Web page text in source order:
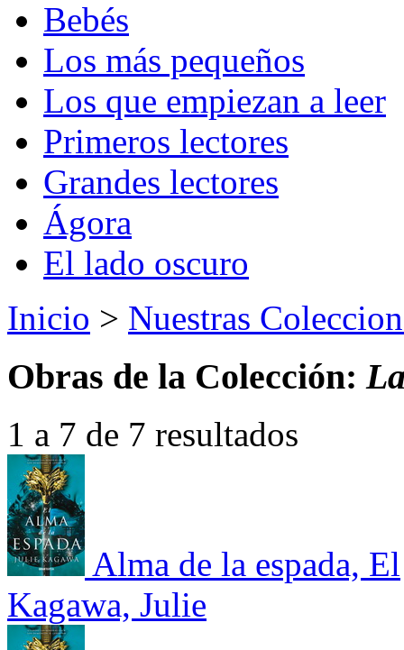
Bebés
Los más pequeños
Los que empiezan a leer
Primeros lectores
Grandes lectores
Ágora
El lado oscuro
Inicio > Nuestras
Obras de la Colección:
1 a 7 de 7 resultados
Alma de la espada, El
Kagawa, Julie